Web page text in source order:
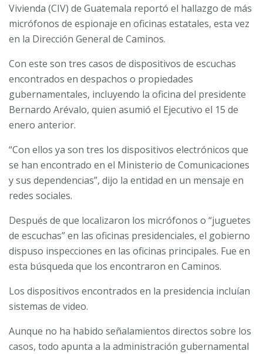
Vivienda (CIV) de Guatemala reportó el hallazgo de más
micrófonos de espionaje en oficinas estatales, esta vez
en la Dirección General de Caminos.
Con este son tres casos de dispositivos de escuchas
encontrados en despachos o propiedades
gubernamentales, incluyendo la oficina del presidente
Bernardo Arévalo, quien asumió el Ejecutivo el 15 de
enero anterior.
“Con ellos ya son tres los dispositivos electrónicos que
se han encontrado en el Ministerio de Comunicaciones
y sus dependencias”, dijo la entidad en un mensaje en
redes sociales.
Después de que localizaron los micrófonos o “juguetes
de escuchas” en las oficinas presidenciales, el gobierno
dispuso inspecciones en las oficinas principales. Fue en
esta búsqueda que los encontraron en Caminos.
Los dispositivos encontrados en la presidencia incluían
sistemas de video.
Aunque no ha habido señalamientos directos sobre los
casos, todo apunta a la administración gubernamental